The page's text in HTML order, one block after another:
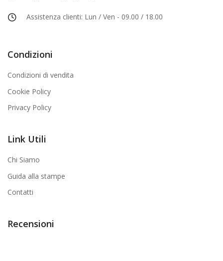
Assistenza clienti: Lun / Ven - 09.00 / 18.00
Condizioni
Condizioni di vendita
Cookie Policy
Privacy Policy
Link Utili
Chi Siamo
Guida alla stampe
Contatti
Recensioni